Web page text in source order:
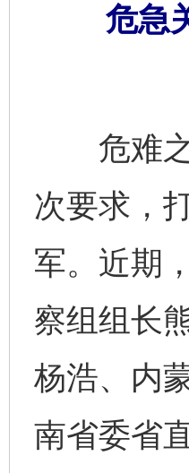
危急
危难之
次要求，
军。近期
察组组长
杨浩、内
南省委省